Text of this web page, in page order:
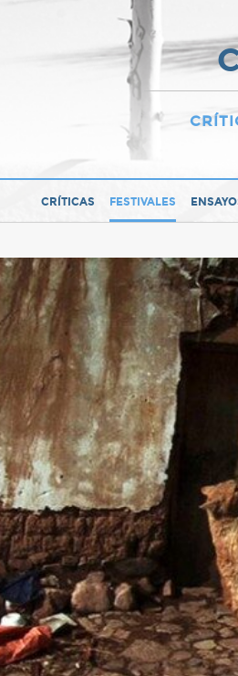
CRÍTICAS FESTIVALES